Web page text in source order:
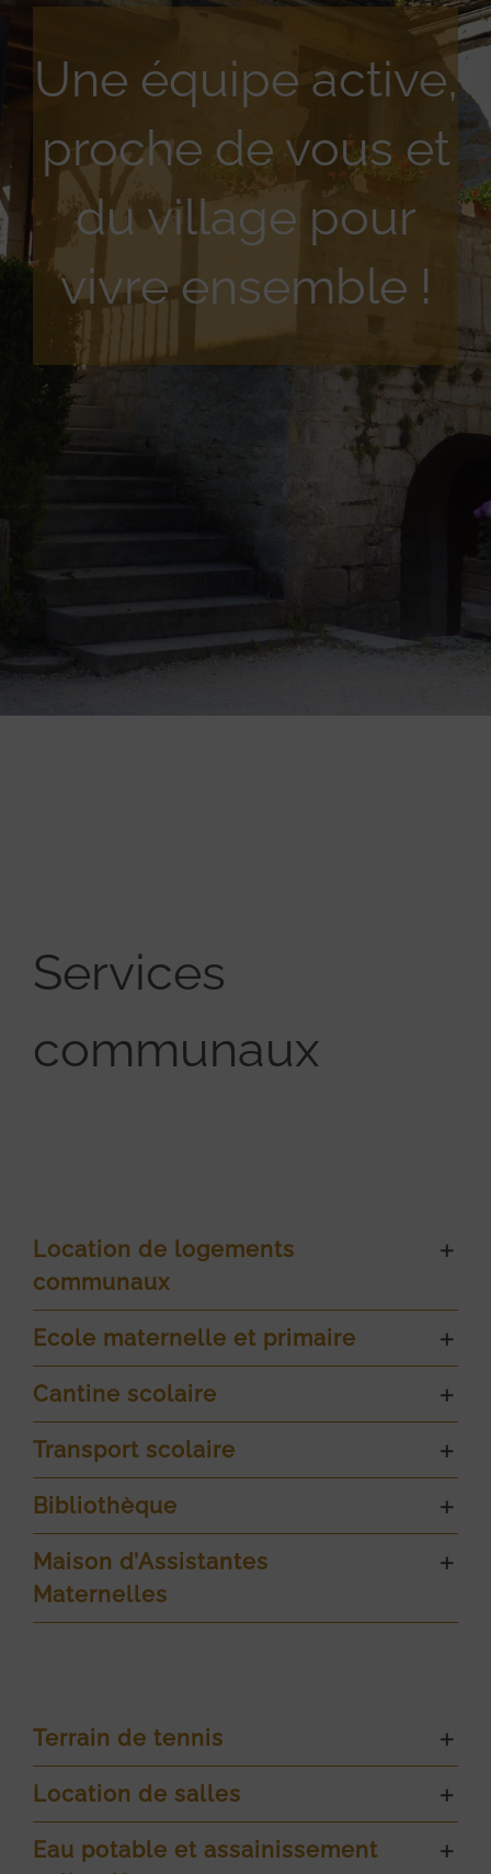
Une équipe active,
proche de vous et
du village pour
vivre ensemble !
Services
communaux
Location de logements
communaux
Ecole maternelle et primaire
Cantine scolaire
Transport scolaire
Bibliothèque
Maison d’Assistantes
Maternelles
Terrain de tennis
Location de salles
Eau potable et assainissement